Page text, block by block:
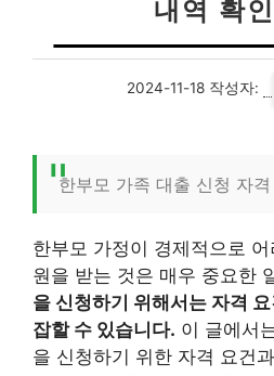
내역 확인
2024-11-18 작성자:
한부모 가족 대출 신청 자
한부모 가정이 경제적으로
원을 받는 것은 매우 중요한
을 신청하기 위해서는 자격
잡할 수 있습니다. 이 글에서
을 신청하기 위한 자격 요건